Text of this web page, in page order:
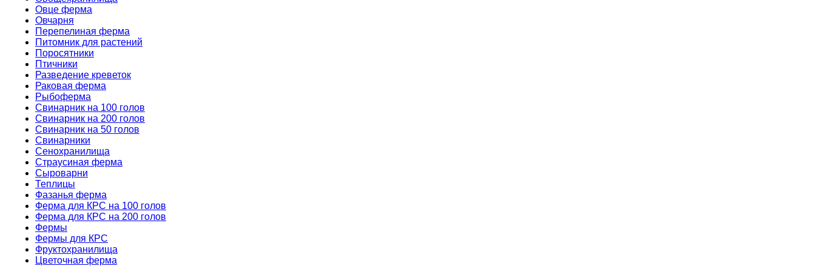
Овце ферма
Овчарня
Перепелиная ферма
Питомник для растений
Поросятники
Птичники
Разведение креветок
Раковая ферма
Рыбоферма
Свинарник на 100 голов
Свинарник на 200 голов
Свинарник на 50 голов
Свинарники
Сенохранилища
Страусиная ферма
Сыроварни
Теплицы
Фазанья ферма
Ферма для КРС на 100 голов
Ферма для КРС на 200 голов
Фермы
Фермы для КРС
Фруктохранилища
Цветочная ферма